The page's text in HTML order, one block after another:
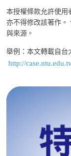
本授權條款允許使用
亦不得修改該著作。
與來源。
舉例：本文轉載自台
http://